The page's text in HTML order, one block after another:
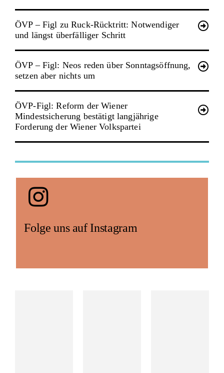
ÖVP – Figl zu Ruck-Rücktritt: Notwendiger
und längst überfälliger Schritt
ÖVP – Figl: Neos reden über Sonntagsöffnung,
setzen aber nichts um
ÖVP-Figl: Reform der Wiener
Mindestsicherung bestätigt langjährige
Forderung der Wiener Volkspartei
Folge uns auf Instagram